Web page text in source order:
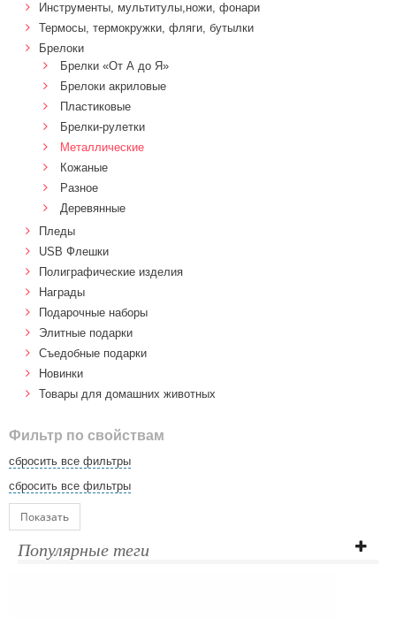
Инструменты, мультитулы,ножи, фонари
Термосы, термокружки, фляги, бутылки
Брелоки
Брелки «От А до Я»
Брелоки акриловые
Пластиковые
Брелки-рулетки
Металлические
Кожаные
Разное
Деревянные
Пледы
USB Флешки
Полиграфические изделия
Награды
Подарочные наборы
Элитные подарки
Cъедобные подарки
Новинки
Товары для домашних животных
Фильтр по свойствам
сбросить все фильтры
сбросить все фильтры
Показать
Популярные теги